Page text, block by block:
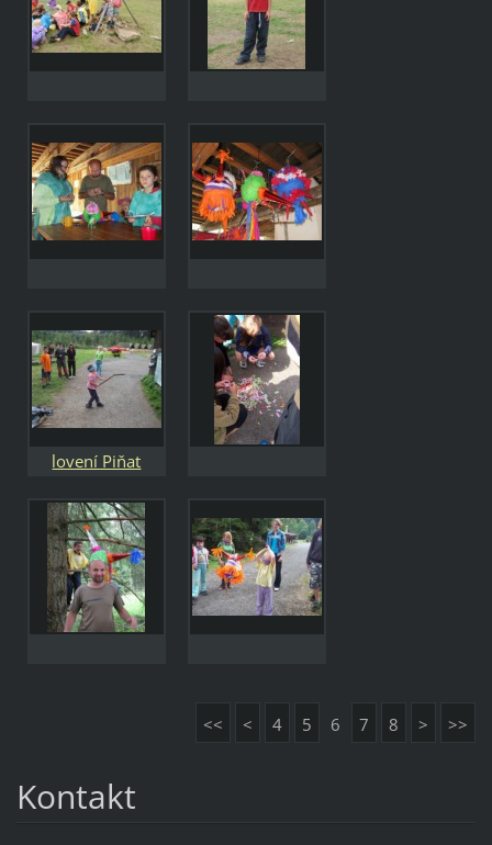
lovení Piňat
<< < 4 5 6 7 8 > >>
Kontakt